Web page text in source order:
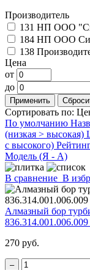
Производитель
131 НП ООО
184 НП ООО
138
Цена
от
до
Сортировать по:
По умолчанию
(низкая > высокая)
с высокого)
Модель (Я - А)
В сравнение В
Алмазный бор
270 руб.
‒